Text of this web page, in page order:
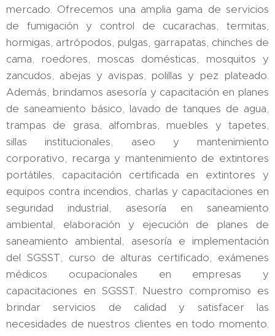
mercado. Ofrecemos una amplia gama de servicios
de fumigación y control de cucarachas, termitas,
hormigas, artrópodos, pulgas, garrapatas, chinches de
cama, roedores, moscas domésticas, mosquitos y
zancudos, abejas y avispas, polillas y pez plateado.
Además, brindamos asesoría y capacitación en planes
de saneamiento básico, lavado de tanques de agua,
trampas de grasa, alfombras, muebles y tapetes,
sillas institucionales, aseo y mantenimiento
corporativo, recarga y mantenimiento de extintores
portátiles, capacitación certificada en extintores y
equipos contra incendios, charlas y capacitaciones en
seguridad industrial, asesoría en saneamiento
ambiental, elaboración y ejecución de planes de
saneamiento ambiental, asesoría e implementación
del SGSST, curso de alturas certificado, exámenes
médicos ocupacionales en empresas y
capacitaciones en SGSST. Nuestro compromiso es
brindar servicios de calidad y satisfacer las
necesidades de nuestros clientes en todo momento.